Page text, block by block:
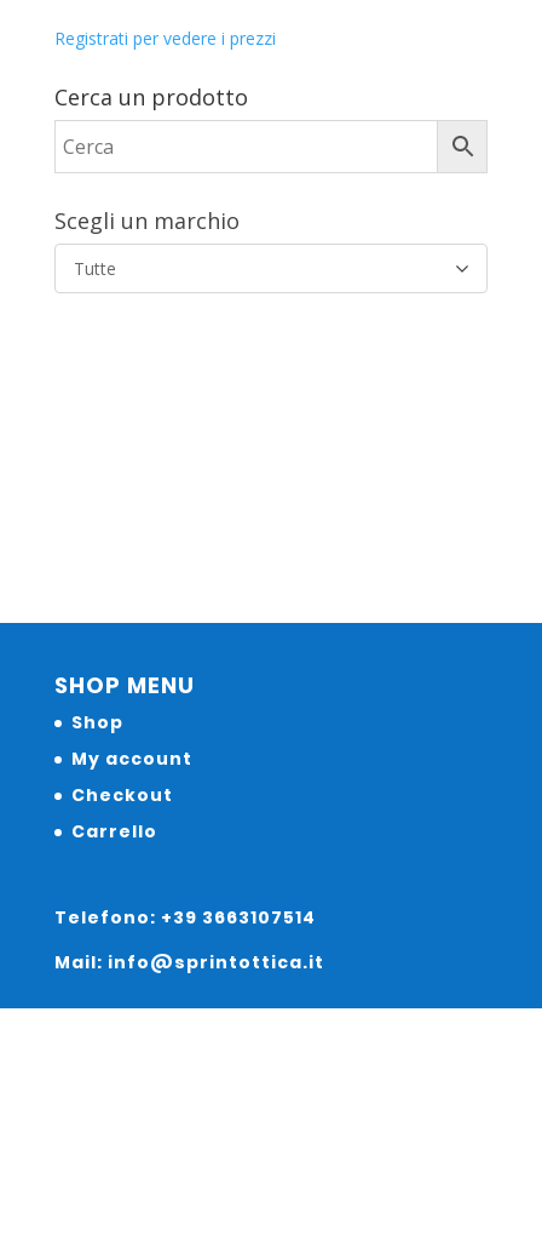
Registrati per vedere i prezzi
Cerca un prodotto
Scegli un marchio
Tutte
SHOP MENU
Shop
My account
Checkout
Carrello
Telefono: +39 3663107514
Mail: info@sprintottica.it